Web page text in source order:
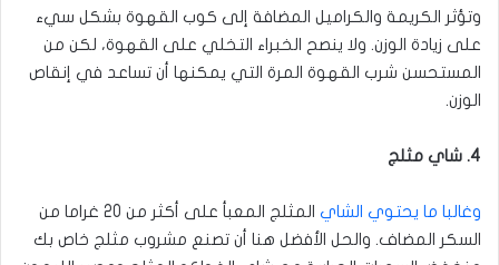
وتؤثر الكريمة والكراميل المضافة إلى كوب القهوة بشكل سيء
على زيادة الوزن. ولا ينصح الخبراء التخلي على القهوة، لكن من
المستحسن شرب القهوة المرة التي يمكنها أن تساعد في إنقاص
الوزن.
4. شاي مثلج
وغالبا ما يحتوي الشاي
المثلج المعبأ على أكثر من 20 غراما من
السكر المضاف. والحل الأفضل هنا أن تصنع مشروب مثلج خاص بك